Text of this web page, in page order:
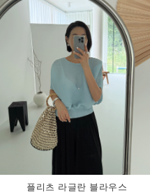
플리츠 라글란 블라우스